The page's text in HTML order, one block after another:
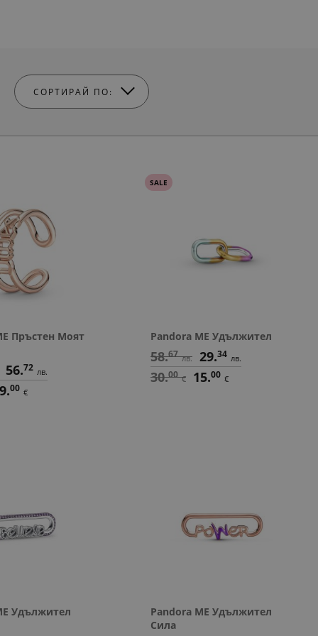
СОРТИРАЙ ПО:
Пръстен Моят
56.72 лв.
00 €
SALE
Pandora ME Удължител
58.67 лв. 29.34 лв.
30.00 € 15.00 €
Удължител
Pandora ME Удължител
Сила